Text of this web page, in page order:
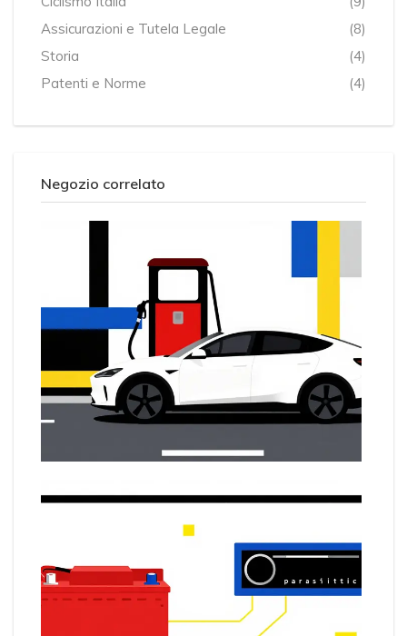
Assicurazioni e Tutela Legale
(8)
Storia
(4)
Patenti e Norme
(4)
Negozio correlato